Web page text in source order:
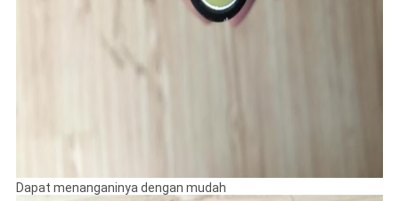
Dapat menanganinya dengan mudah